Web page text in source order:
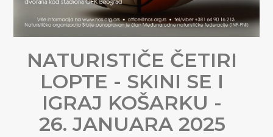
NATURISTIČE ČETIRI
LOPTE - SKINI SE I
IGRAJ KOŠARKU -
26. JANUARA 2025